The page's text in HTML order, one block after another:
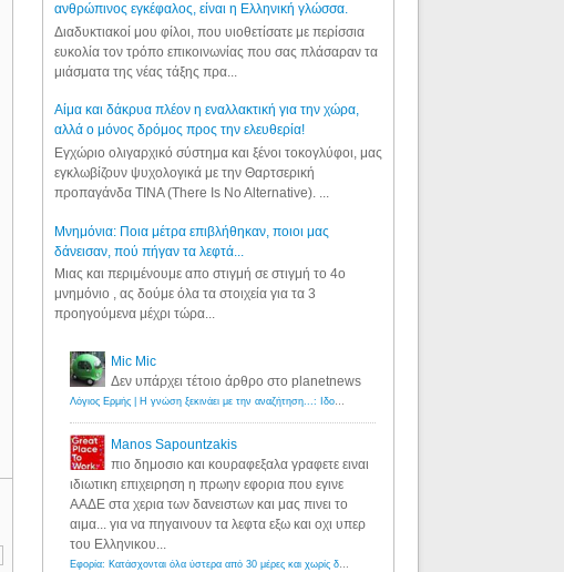
ανθρώπινος εγκέφαλος, είναι η Ελληνική γλώσσα.
Διαδυκτιακοί μου φίλοι, που υιοθετίσατε με περίσσια
ευκολία τον τρόπο επικοινωνίας που σας πλάσαραν τα
μιάσματα της νέας τάξης πρα...
Αίμα και δάκρυα πλέον η εναλλακτική για την χώρα,
αλλά ο μόνος δρόμος προς την ελευθερία!
Εγχώριο ολιγαρχικό σύστημα και ξένοι τοκογλύφοι, μας
εγκλωβίζουν ψυχολογικά με την Θαρτσερική
προπαγάνδα TINA (There Is No Alternative). ...
Μνημόνια: Ποια μέτρα επιβλήθηκαν, ποιοι μας
δάνεισαν, πού πήγαν τα λεφτά...
Μιας και περιμένουμε απο στιγμή σε στιγμή το 4ο
μνημόνιο , ας δούμε όλα τα στοιχεία για τα 3
προηγούμενα μέχρι τώρα...
Mic Mic
Δεν υπάρχει τέτοιο άρθρο στο planetnews
Λόγιος Ερμής | Η γνώση ξεκινάει με την αναζήτηση...: Ιδού οι 18 που χρωστούν 11 δις ευρώ!
Manos Sapountzakis
πιο δημοσιο και κουραφεξαλα γραφετε ειναι
ιδιωτικη επιχειρηση η πρωην εφορια που εγινε
ΑΑΔΕ στα χερια των δανειστων και μας πινει το
αιμα... για να πηγαινουν τα λεφτα εξω και οχι υπερ
του Ελληνικου...
Εφορία: Κατάσχονται όλα ύστερα από 30 μέρες και χωρίς δικαστικές αποφάσεις - Λόγιος Ερμής